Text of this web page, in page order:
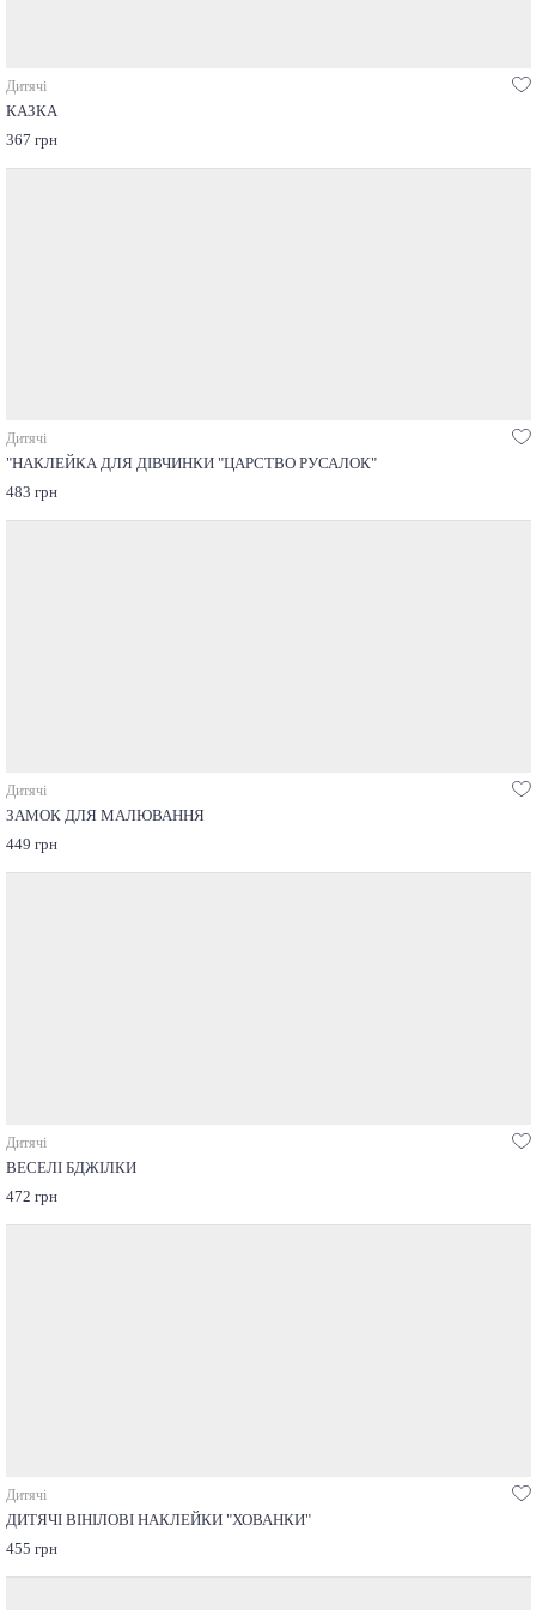
Дитячі
КАЗКА
367 грн
Дитячі
"НАКЛЕЙКА ДЛЯ ДІВЧИНКИ "ЦАРСТВО РУСАЛОК"
483 грн
Дитячі
ЗАМОК ДЛЯ МАЛЮВАННЯ
449 грн
Дитячі
ВЕСЕЛІ БДЖІЛКИ
472 грн
Дитячі
ДИТЯЧІ ВІНІЛОВІ НАКЛЕЙКИ "ХОВАНКИ"
455 грн